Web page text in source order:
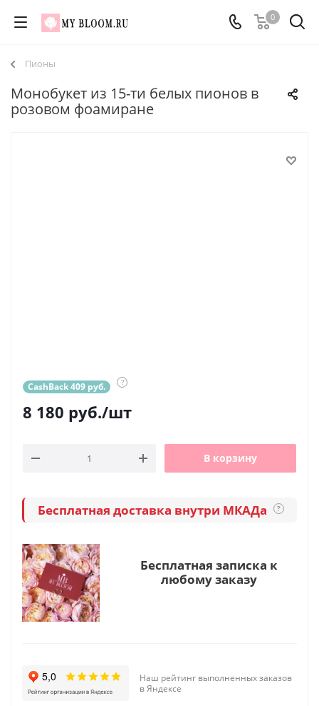
0
Пионы
Монобукет из 15-ти белых пионов в
розовом фоамиране
CashBack 409 руб. ?
8 180 руб./шт
В корзину
Бесплатная доставка внутри МКАДа ?
Бесплатная записка к
любому заказу
Наш рейтинг выполненных заказов
в Яндексе